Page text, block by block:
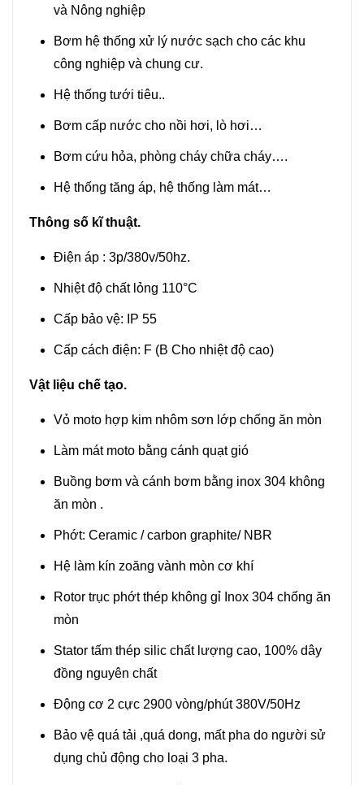
và Nông nghiệp
Bơm hệ thống xử lý nước sạch cho các khu
công nghiệp và chung cư.
Hệ thống tưới tiêu..
Bơm cấp nước cho nồi hơi, lò hơi…
Bơm cứu hỏa, phòng cháy chữa cháy….
Hệ thống tăng áp, hệ thống làm mát…
Thông số kĩ thuật.
Điện áp : 3p/380v/50hz.
Nhiệt độ chất lỏng 110°C
Cấp bảo vệ: IP 55
Cấp cách điện: F (B Cho nhiệt độ cao)
Vật liệu chế tạo.
Vỏ moto hợp kim nhôm sơn lớp chống ăn mòn
Làm mát moto bằng cánh quạt gió
Buồng bơm và cánh bơm bằng inox 304 không
ăn mòn .
Phớt: Ceramic / carbon graphite/ NBR
Hệ làm kín zoăng vành mòn cơ khí
Rotor trục phớt thép không gỉ Inox 304 chống ăn
mòn
Stator tấm thép silic chất lượng cao, 100% dây
đồng nguyên chất
Động cơ 2 cực 2900 vòng/phút 380V/50Hz
Bảo vệ quá tải ,quá dong, mất pha do người sử
dụng chủ động cho loại 3 pha.